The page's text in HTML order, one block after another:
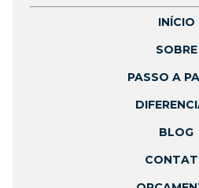
INÍCIO
SOBRE
PASSO A
BLOG